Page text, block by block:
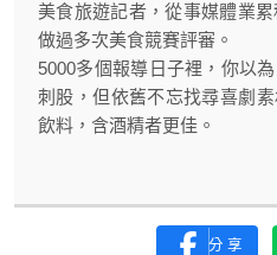
美食旅遊記者，從事媒體業
做過多次美食競賽評審。
5000多個報導日子裡，你以
刺股，但依舊不忘找尋喜劇
飲料，含酒精者更佳。
分享